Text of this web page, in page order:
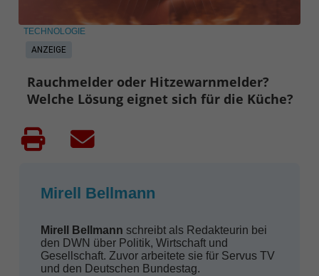
ANZEIGE
TECHNOLOGIE
Rauchmelder oder Hitzewarnmelder?
Welche Lösung eignet sich für die Küche?
Mirell Bellmann
Mirell Bellmann schreibt als Redakteurin bei
den DWN über Politik, Wirtschaft und
Gesellschaft. Zuvor arbeitete sie für Servus TV
und den Deutschen Bundestag.